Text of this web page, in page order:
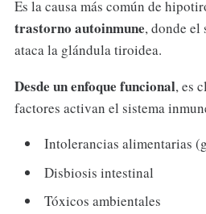
Es la causa más común de
trastorno autoinmune, donde
ataca la glándula tiroidea.
Desde un enfoque funcional, es
factores activan el sistema
Intolerancias alimentarias
Disbiosis intestinal
Tóxicos ambientales